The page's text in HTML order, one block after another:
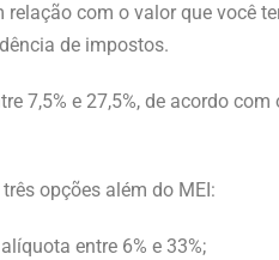
com o valor que você
de impostos.
7,5% e 27,5%, de acordo
opções além do MEI:
entre 6% e 33%;